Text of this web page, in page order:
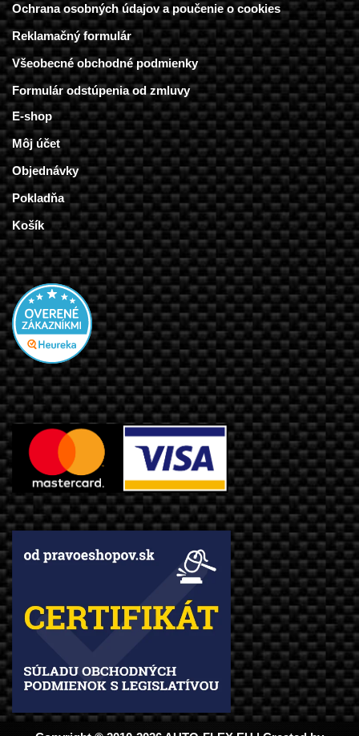
Ochrana osobných údajov a poučenie o cookies
Reklamačný formulár
Všeobecné obchodné podmienky
Formulár odstúpenia od zmluvy
E-shop
Môj účet
Objednávky
Pokladňa
Košík